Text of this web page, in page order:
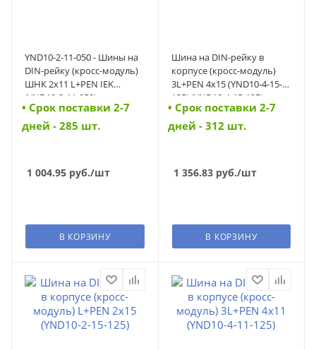
YND10-2-11-050 - Шины на
DIN-рейку (кросс-модуль)
ШНК 2х11 L+PEN IEK
(YND10-2-11-050)
• Cрок поставки 2-7
дней - 285 шт.
1 004.95 руб./шт
В КОРЗИНУ
Шина на DIN-рейку в
корпусе (кросс-модуль)
3L+PEN 4х15 (YND10-4-15-
125) (YND10-4-15-125)
• Cрок поставки 2-7
дней - 312 шт.
1 356.83руб./шт
В КОРЗИНУ